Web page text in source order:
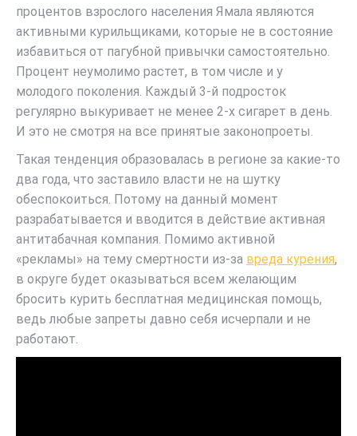
процентов взрослого населения Ямала являются
активными курильщиками, которые не в состояние
избавиться от пагубной привычки самостоятельно.
Процент неумолимо растет, в том числе и у
молодого поколения. Каждый 3-й подросток
регулярно выкуривает не менее 2-х сигарет в день.
И это не смотря на все принятые законопроеты.
Такая тенденция образовалась в регионе за какие-то
два года, что заставило власти не на шутку
обеспокоиться. Потому на данный момент
разрабатывается и вводится в действие активная
антитабачная компания. Помимо активной
«рекламы» на тему смертности из-за вреда курения,
в округе будет оказываться всем желающим
бросить курить бесплатная медицинская помощь,
ведь любые запреты давно себя исчерпали и не
работают.